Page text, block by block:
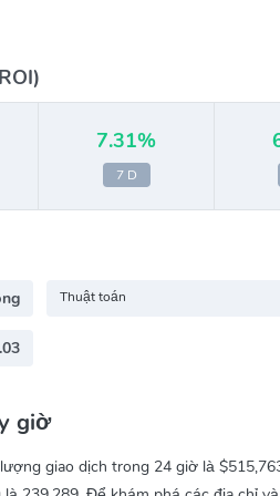
7.31%
7 D
Thuật toán
giờ
giao dịch trong 24 giờ là